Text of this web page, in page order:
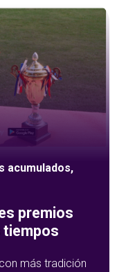
acumulados,
premios
tiempos
más tradición